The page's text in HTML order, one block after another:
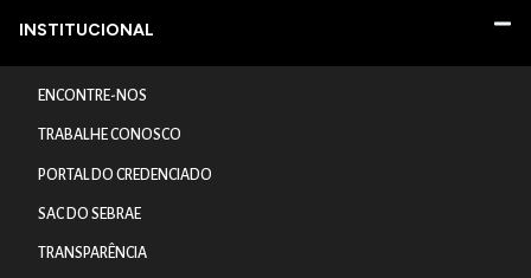
INSTITUCIONAL
ENCONTRE-NOS
TRABALHE CONOSCO
PORTAL DO CREDENCIADO
SAC DO SEBRAE
TRANSPARÊNCIA